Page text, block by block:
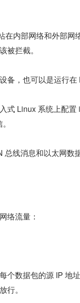
在内部网络和外部网
被拦截。
，也可以是运行在
式 Linux 系统上配
线消息和以太网数
络流量：
个数据包的源 IP 地
行。